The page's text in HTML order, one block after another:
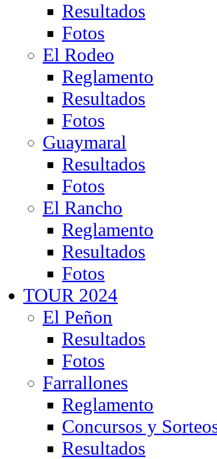
Resultados
Fotos
El Rodeo
Reglamento
Resultados
Fotos
Guaymaral
Resultados
Fotos
El Rancho
Reglamento
Resultados
Fotos
TOUR 2024
El Peñon
Resultados
Fotos
Farrallones
Reglamento
Concursos y
Resultados